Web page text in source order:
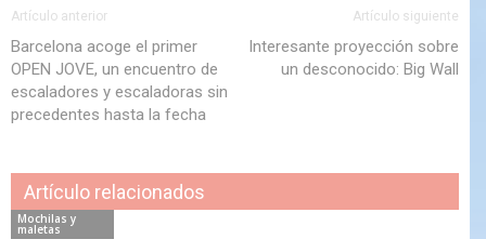
Artículo anterior
Barcelona acoge el primer
OPEN JOVE, un encuentro de
escaladores y escaladoras sin
precedentes hasta la fecha
Artículo siguiente
Interesante proyección sobre
un desconocido: Big Wall
Artículo relacionados
Mochilas y
maletas